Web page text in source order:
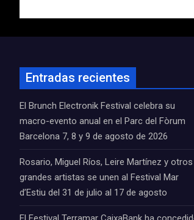
entradas
Entradas recientes
El Brunch Electronik Festival celebra su
macro-evento anual en el Parc del Fòrum
Barcelona 7, 8 y 9 de agosto de 2026
Rosario, Miguel Ríos, Leire Martínez y otros
grandes artistas se unen al Festival Mar
d’Estiu del 31 de julio al 17 de agosto